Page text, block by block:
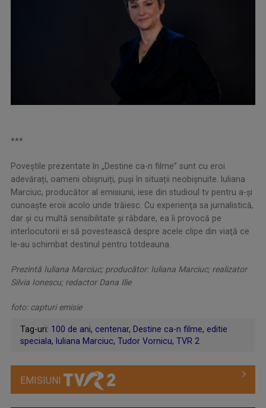
***
Poveștile prezentate în „Destine ca-n filme” sunt cu eroi
adevărați, oameni obișnuiți, puși în situații neobișnuite. Iuliana
Marciuc, producător al emisiunii, iese din studioul tv pentru a-și
cunoaște eroii acolo unde trăiesc. Cu experienţa sa jurnalistică,
dar şi cu multă sensibilitate şi răbdare, ea îi provocă pe
interlocutorii ei să povestească despre acele clipe din viaţă ce
le-au schimbat destinul pentru totdeauna.
Prezintă Iuliana Marciuc; producător: Iuliana Marciuc; realizator
Silvia Ionescu; redactor Dana Ilie
foto: capturi emisie
Tag-uri: 100 de ani, centenar, Destine ca-n filme, editie
speciala, Iuliana Marciuc, Tudor Vornicu, TVR 2
EMISIUNI